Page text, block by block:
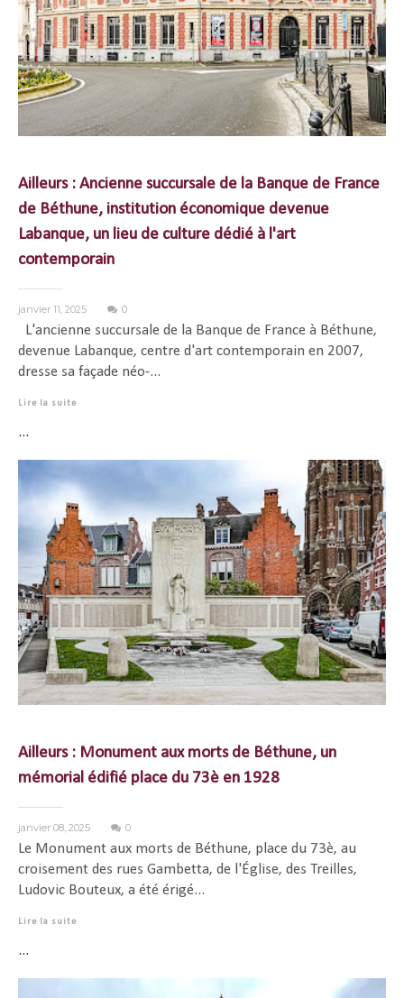
Ailleurs : Ancienne succursale de la Banque de France
de Béthune, institution économique devenue
Labanque, un lieu de culture dédié à l'art
contemporain
janvier 11, 2025 0
L'ancienne succursale de la Banque de France à Béthune,
devenue Labanque, centre d'art contemporain en 2007,
dresse sa façade néo-...
Lire la suite
...
Ailleurs : Monument aux morts de Béthune, un
mémorial édifié place du 73è en 1928
janvier 08, 2025 0
Le Monument aux morts de Béthune, place du 73è, au
croisement des rues Gambetta, de l'Église, des Treilles,
Ludovic Bouteux, a été érigé...
Lire la suite
...